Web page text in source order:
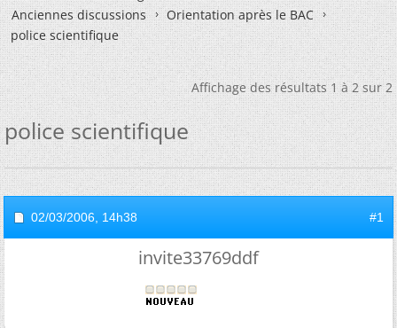
Anciennes discussions
Orientation après le BAC
police scientifique
Affichage des résultats 1 à 2 sur 2
police scientifique
02/03/2006, 14h38 #1
invite33769ddf